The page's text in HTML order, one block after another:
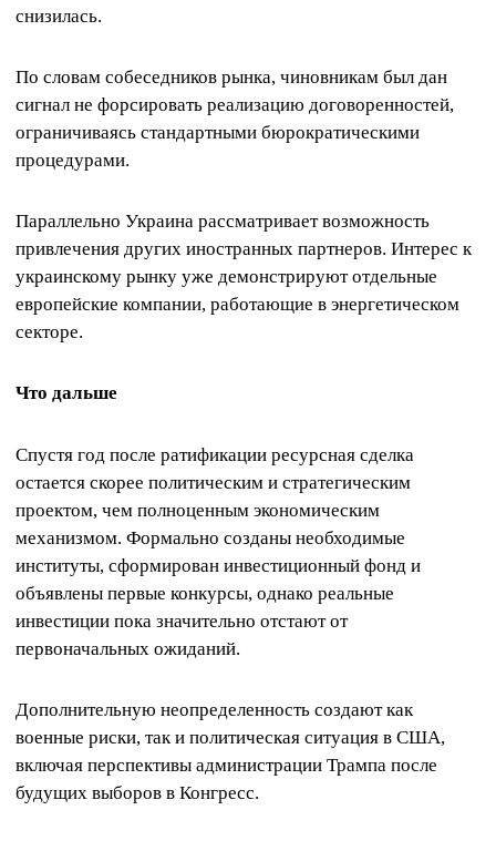
снизилась.
По словам собеседников рынка, чиновникам был дан
сигнал не форсировать реализацию договоренностей,
ограничиваясь стандартными бюрократическими
процедурами.
Параллельно Украина рассматривает возможность
привлечения других иностранных партнеров. Интерес к
украинскому рынку уже демонстрируют отдельные
европейские компании, работающие в энергетическом
секторе.
Что дальше
Спустя год после ратификации ресурсная сделка
остается скорее политическим и стратегическим
проектом, чем полноценным экономическим
механизмом. Формально созданы необходимые
институты, сформирован инвестиционный фонд и
объявлены первые конкурсы, однако реальные
инвестиции пока значительно отстают от
первоначальных ожиданий.
Дополнительную неопределенность создают как
военные риски, так и политическая ситуация в США,
включая перспективы администрации Трампа после
будущих выборов в Конгресс.